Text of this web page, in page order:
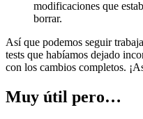
modificaciones que
borrar.
Así que podemos seguir
tests que habíamos dejado
con los cambios completos.
Muy útil pero…